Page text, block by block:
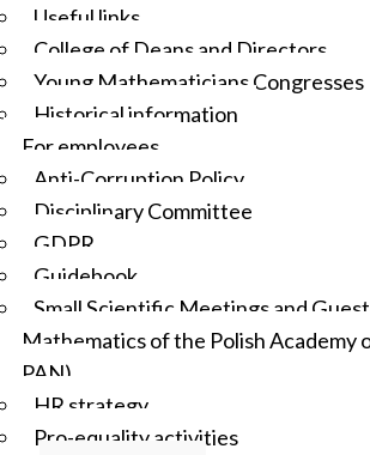
Useful links
College of Deans and Directors
Young Mathematicians Congresses
Historical information
For employees
Anti-Corruption Policy
Disciplinary Committee
GDPR
Guidebook
Small Scientific Meetings and
Mathematics of the Polish Academy
PAN)
HR strategy
Pro-equality activities